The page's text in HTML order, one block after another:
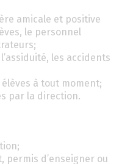
amicale et positive
le personnel
les accidents
à tout moment;
par la direction.
permis d’enseigner ou